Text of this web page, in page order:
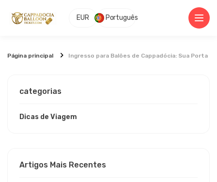
EUR Português
Página principal Ingresso para Balões de Cappadócia: Sua Porta
categorias
Dicas de Viagem
Artigos Mais Recentes